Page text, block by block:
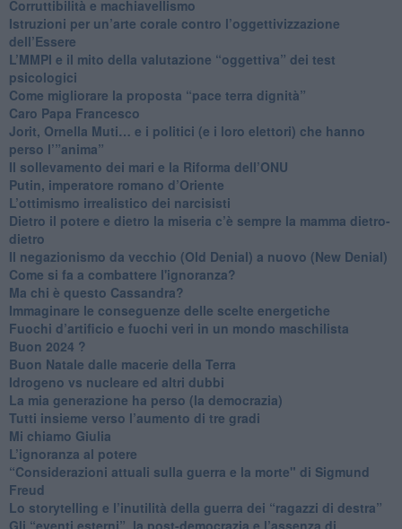
​Corruttibilità e machiavellismo
Istruzioni per un’arte corale contro l’oggettivizzazione
dell’Essere
​L’MMPI e il mito della valutazione “oggettiva” dei test
psicologici
Come migliorare la proposta “pace terra dignità”
Caro Papa Francesco
​Jorit, Ornella Muti… e i politici (e i loro elettori) che hanno
perso l’”anima”
​Il sollevamento dei mari e la Riforma dell’ONU
Putin, imperatore romano d’Oriente
​L’ottimismo irrealistico dei narcisisti
​Dietro il potere e dietro la miseria c’è sempre la mamma dietro-
dietro
Il negazionismo da vecchio (Old Denial) a nuovo (New Denial)
Come si fa a combattere l'ignoranza?
Ma chi è questo Cassandra?
Immaginare le conseguenze delle scelte energetiche
​Fuochi d’artificio e fuochi veri in un mondo maschilista
Buon 2024 ?
​Buon Natale dalle macerie della Terra
​Idrogeno vs nucleare ed altri dubbi
​La mia generazione ha perso (la democrazia)
​Tutti insieme verso l’aumento di tre gradi
Mi chiamo Giulia
L’ignoranza al potere
​“Considerazioni attuali sulla guerra e la morte" di Sigmund
Freud
​Lo storytelling e l’inutilità della guerra dei “ragazzi di destra”
​Gli “eventi esterni”, la post-democrazia e l’assenza di